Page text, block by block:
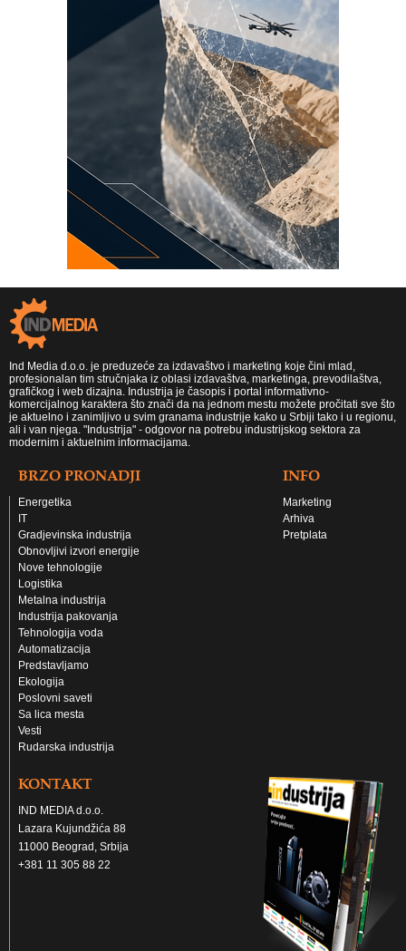
Ind Media d.o.o. je preduzeće za izdavaštvo i marketing koje čini mlad,
profesionalan tim stručnjaka iz oblasi izdavaštva, marketinga, prevodilaštva,
grafičkog i web dizajna. Industrija je časopis i portal informativno-
komercijalnog karaktera što znači da na jednom mestu možete pročitati sve što
je aktuelno i zanimljivo u svim granama industrije kako u Srbiji tako i u regionu,
ali i van njega. "Industrija" - odgovor na potrebu industrijskog sektora za
modernim i aktuelnim informacijama.
BRZO PRONADJI
Energetika
IT
Gradjevinska industrija
Obnovljivi izvori energije
Nove tehnologije
Logistika
Metalna industrija
Industrija pakovanja
Tehnologija voda
Automatizacija
Predstavljamo
Ekologija
Poslovni saveti
Sa lica mesta
Vesti
Rudarska industrija
INFO
Marketing
Arhiva
Pretplata
KONTAKT
IND MEDIA d.o.o.
Lazara Kujundžića 88
11000 Beograd, Srbija
+381 11 305 88 22